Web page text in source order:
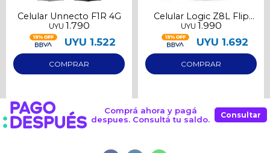
Celular Unnecto F1R 4G
UYU 1.790
UYU 1.522
Celular Logic Z8L Flip
LTE
UYU 1.990
UYU 1.692
Comprá ahora y pagá
despues. Consultá tu saldo.
Consultar